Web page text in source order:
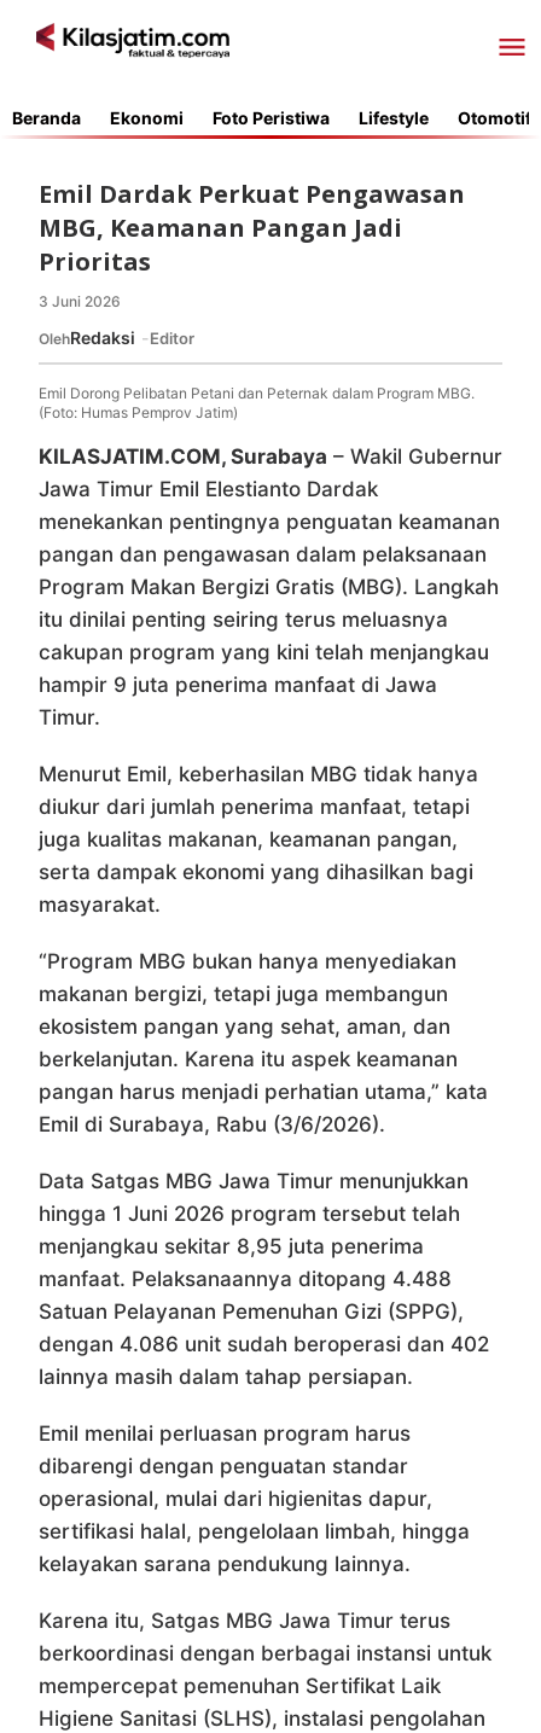
Beranda Ekonomi Foto Peristiwa Lifestyle Otomotif
Emil Dardak Perkuat Pengawasan
MBG, Keamanan Pangan Jadi
Prioritas
3 Juni 2026
OlehRedaksi Editor
Emil Dorong Pelibatan Petani dan Peternak dalam Program MBG.
(Foto: Humas Pemprov Jatim)
KILASJATIM.COM, Surabaya – Wakil Gubernur
Jawa Timur Emil Elestianto Dardak
menekankan pentingnya penguatan keamanan
pangan dan pengawasan dalam pelaksanaan
Program Makan Bergizi Gratis (MBG). Langkah
itu dinilai penting seiring terus meluasnya
cakupan program yang kini telah menjangkau
hampir 9 juta penerima manfaat di Jawa
Timur.
Menurut Emil, keberhasilan MBG tidak hanya
diukur dari jumlah penerima manfaat, tetapi
juga kualitas makanan, keamanan pangan,
serta dampak ekonomi yang dihasilkan bagi
masyarakat.
“Program MBG bukan hanya menyediakan
makanan bergizi, tetapi juga membangun
ekosistem pangan yang sehat, aman, dan
berkelanjutan. Karena itu aspek keamanan
pangan harus menjadi perhatian utama,” kata
Emil di Surabaya, Rabu (3/6/2026).
Data Satgas MBG Jawa Timur menunjukkan
hingga 1 Juni 2026 program tersebut telah
menjangkau sekitar 8,95 juta penerima
manfaat. Pelaksanaannya ditopang 4.488
Satuan Pelayanan Pemenuhan Gizi (SPPG),
dengan 4.086 unit sudah beroperasi dan 402
lainnya masih dalam tahap persiapan.
Emil menilai perluasan program harus
dibarengi dengan penguatan standar
operasional, mulai dari higienitas dapur,
sertifikasi halal, pengelolaan limbah, hingga
kelayakan sarana pendukung lainnya.
Karena itu, Satgas MBG Jawa Timur terus
berkoordinasi dengan berbagai instansi untuk
mempercepat pemenuhan Sertifikat Laik
Higiene Sanitasi (SLHS), instalasi pengolahan